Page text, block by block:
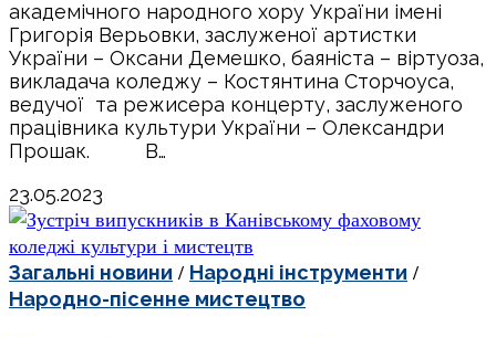
академічного народного хору України імені
Григорія Верьовки, заслуженої артистки
України – Оксани Демешко, баяніста – віртуоза,
викладача коледжу – Костянтина Сторчоуса,
ведучої та режисера концерту, заслуженого
працівника культури України – Олександри
Прошак. В…
23.05.2023
Загальні новини / Народні інструменти /
Народно-пісенне мистецтво